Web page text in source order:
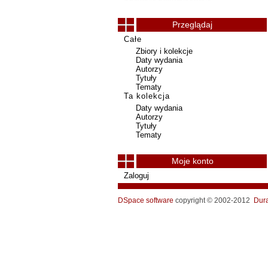
Przeglądaj
Całe
Zbiory i kolekcje
Daty wydania
Autorzy
Tytuły
Tematy
Ta kolekcja
Daty wydania
Autorzy
Tytuły
Tematy
Moje konto
Zaloguj
DSpace software copyright © 2002-2012